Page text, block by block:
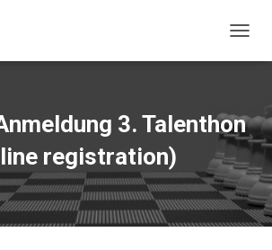
3. Talenthon
registration)